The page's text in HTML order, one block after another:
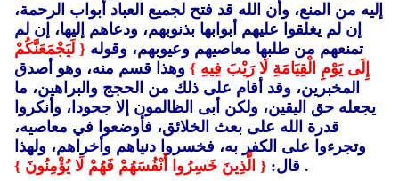
إليه من المنع، وأن الله قد فتح لجميع العباد أبواب الرحمة،
إن لم يغلقوا عليهم أبوابها بذنوبهم، ودعاهم إليها، إن لم
تمنعهم من طلبها معاصيهم وعيوبهم، وقوله { لَيَجْمَعَنَّكُمْ
إِلَى يَوْمِ الْقِيَامَةِ لَا رَيْبَ فِيهِ } وهذا قسم منه، وهو أصدق
المخبرين، وقد أقام على ذلك من الحجج والبراهين، ما
يجعله حق اليقين، ولكن أبى الظالمون إلا جحودا، وأنكروا
قدرة الله على بعث الخلائق، فأوضعوا في معاصيه،
وتجرءوا على الكفر به، فخسروا دنياهم وأخراهم، ولهذا
قال: { الَّذِينَ خَسِرُوا أَنْفُسَهُمْ فَهُمْ لَا يُؤْمِنُونَ } .